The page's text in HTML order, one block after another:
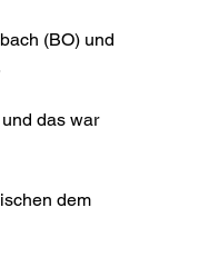
(BO) und
das war
dem